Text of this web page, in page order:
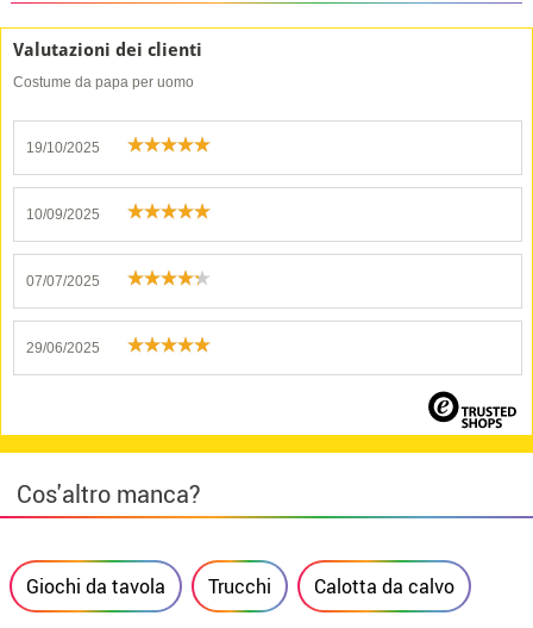
Valutazioni dei clienti
Costume da papa per uomo
19/10/2025
10/09/2025
07/07/2025
29/06/2025
Cos'altro manca?
Giochi da tavola Trucchi Calotta da calvo